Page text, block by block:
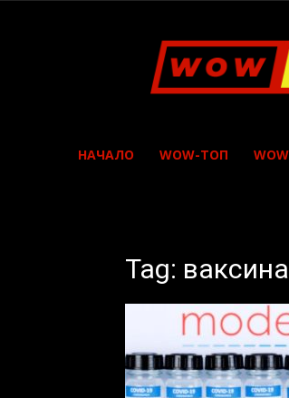
НАЧАЛО WOW-ТОП
Tag: ваксина